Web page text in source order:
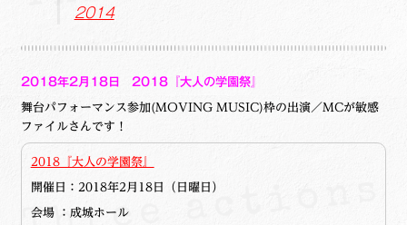
2014
2018年2月18日 2018『大人の学園祭』
舞台パフォーマンス参加(MOVING MUSIC)枠の出演／MCが敏感
ファイルさんです！
2018『大人の学園祭』
開催日：2018年2月 18日（日曜日）
会場 ：成城ホール